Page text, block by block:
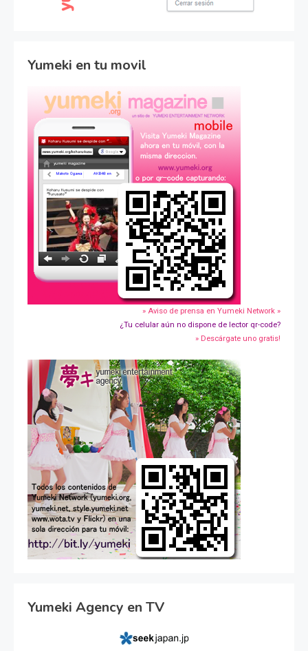
Yumeki en tu movil
» Aviso de prensa en Yumeki Network »
¿Tu celular aún no dispone de lector qr-code?
» Descárgate uno gratis!
Yumeki Agency en TV